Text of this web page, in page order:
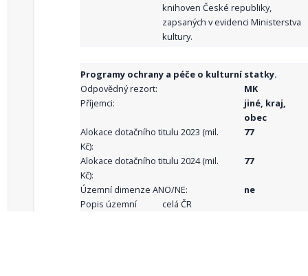
knihoven České republiky,
zapsaných v evidenci Ministerstva
kultury.
Programy ochrany a péče o kulturní statky.
Odpovědný rezort:
MK
Příjemci:
jiné, kraj,
obec
Alokace dotačního titulu 2023 (mil.
Kč):
77
Alokace dotačního titulu 2024 (mil.
Kč):
77
Územní dimenze ANO/NE:
ne
Popis územní
celá ČR